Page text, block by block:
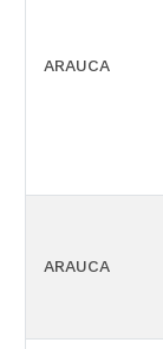
ARAUCA
ARAUCA